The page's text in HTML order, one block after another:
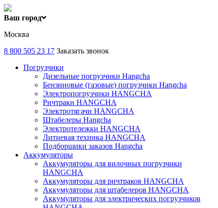
Ваш город
Москва
8 800 505 23 17 Заказать звонок
Погрузчики
Дизельные погрузчики Hangcha
Бензиновые (газовые) погрузчики Hangcha
Электропогрузчики HANGCHA
Ричтраки HANGCHA
Электротягачи HANGCHA
Штабелеры Hangcha
Электротележки HANGCHA
Литиевая техника HANGCHA
Подборщики заказов Hangcha
Аккумуляторы
Аккумуляторы для вилочных погрузчики
HANGCHA
Аккумуляторы для ричтраков HANGCHA
Аккумуляторы для штабелеров HANGCHA
Аккумуляторы для электрических погрузчиков